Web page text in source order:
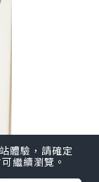
體驗，請確定
繼續瀏覽。